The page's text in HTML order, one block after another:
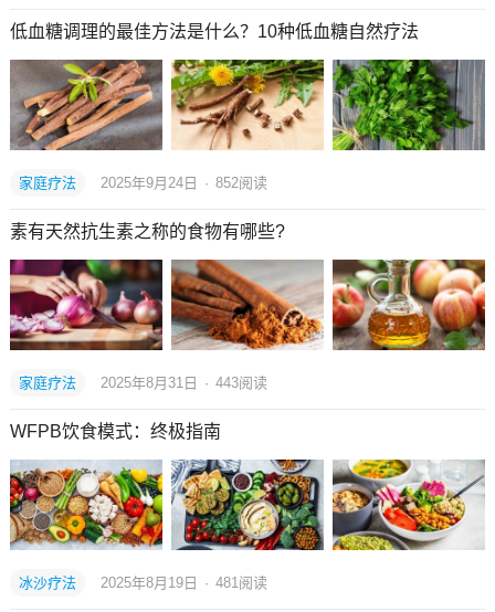
低血糖调理的最佳方法是什么？10种低血糖自然疗法
家庭疗法 2025年9月24日 · 852阅读
素有天然抗生素之称的食物有哪些?
家庭疗法 2025年8月31日 · 443阅读
WFPB饮食模式：终极指南
冰沙疗法 2025年8月19日 · 481阅读